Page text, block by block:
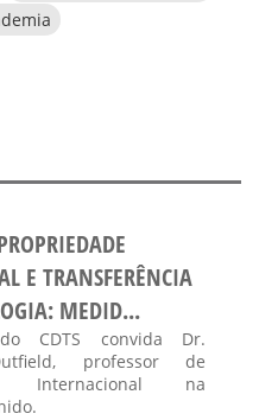
E TRANSFERÊNCIA
MEDID...
CDTS convida Dr.
professor de
Internacional na